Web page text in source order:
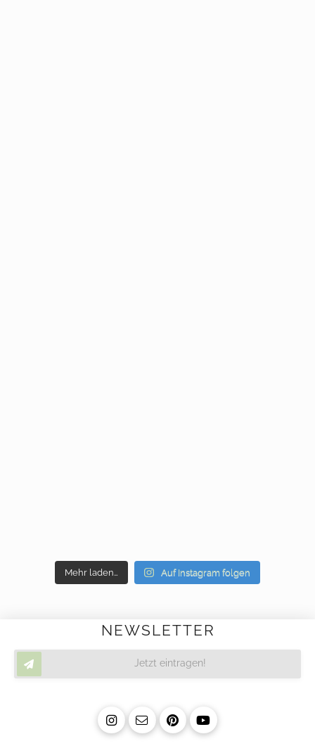
Mehr laden… Auf Instagram folgen
NEWSLETTER
Jetzt eintragen!